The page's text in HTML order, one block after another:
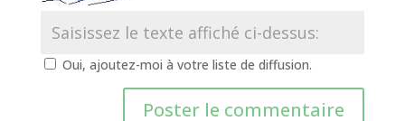
Oui, ajoutez-moi à votre liste de diffusion.